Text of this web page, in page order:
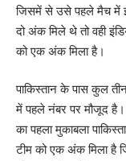
जिसमें से उसे पहले मैच में
दो अंक मिले थे तो वही
को एक अंक मिला है।
पाकिस्तान के पास कुल
में पहले नंबर पर मौजूद है।
का पहला मुकाबला
टीम को एक अंक मिला है